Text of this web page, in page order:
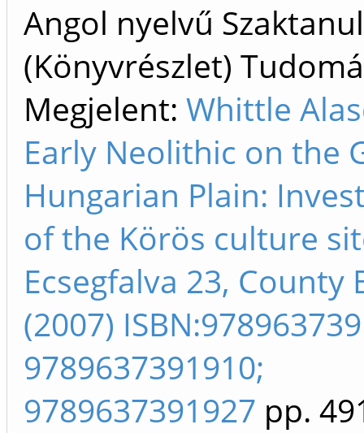
Angol nyelvű
(Könyvrészlet)
Megjelent: Whittle
Early Neolithic on the
Hungarian Plain:
of the Körös culture
Ecsegfalva 23, County
(2007)
9789637391910;
9789637391927 pp.